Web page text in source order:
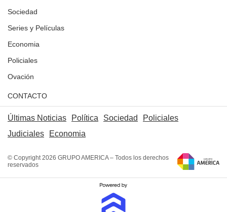
Sociedad
Series y Películas
Economia
Policiales
Ovación
CONTACTO
Últimas Noticias Política Sociedad
Policiales
Judiciales
Economia
© Copyright 2026 GRUPO AMERICA – Todos los derechos
reservados